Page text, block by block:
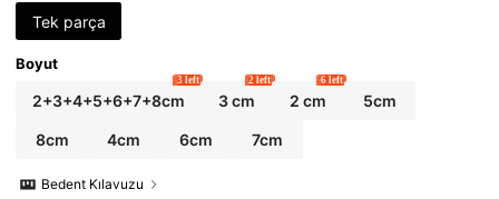
Tek parça
Boyut
2+3+4+5+6+7+8cm
3 left
3 cm
2 left
2 cm
6 left
5cm
8cm 4cm 6cm 7cm
Bedent Kılavuzu